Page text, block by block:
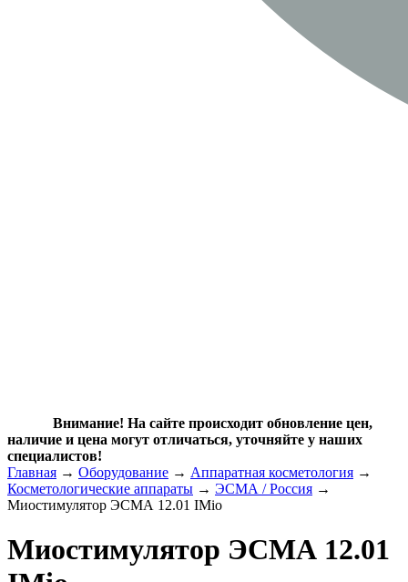
Внимание! На сайте происходит обновление цен,
наличие и цена могут отличаться, уточняйте у наших
специалистов!
Главная → Оборудование → Аппаратная косметология →
Косметологические аппараты → ЭСМА / Россия →
Миостимулятор ЭСМА 12.01 IMio
Миостимулятор ЭСМА 12.01